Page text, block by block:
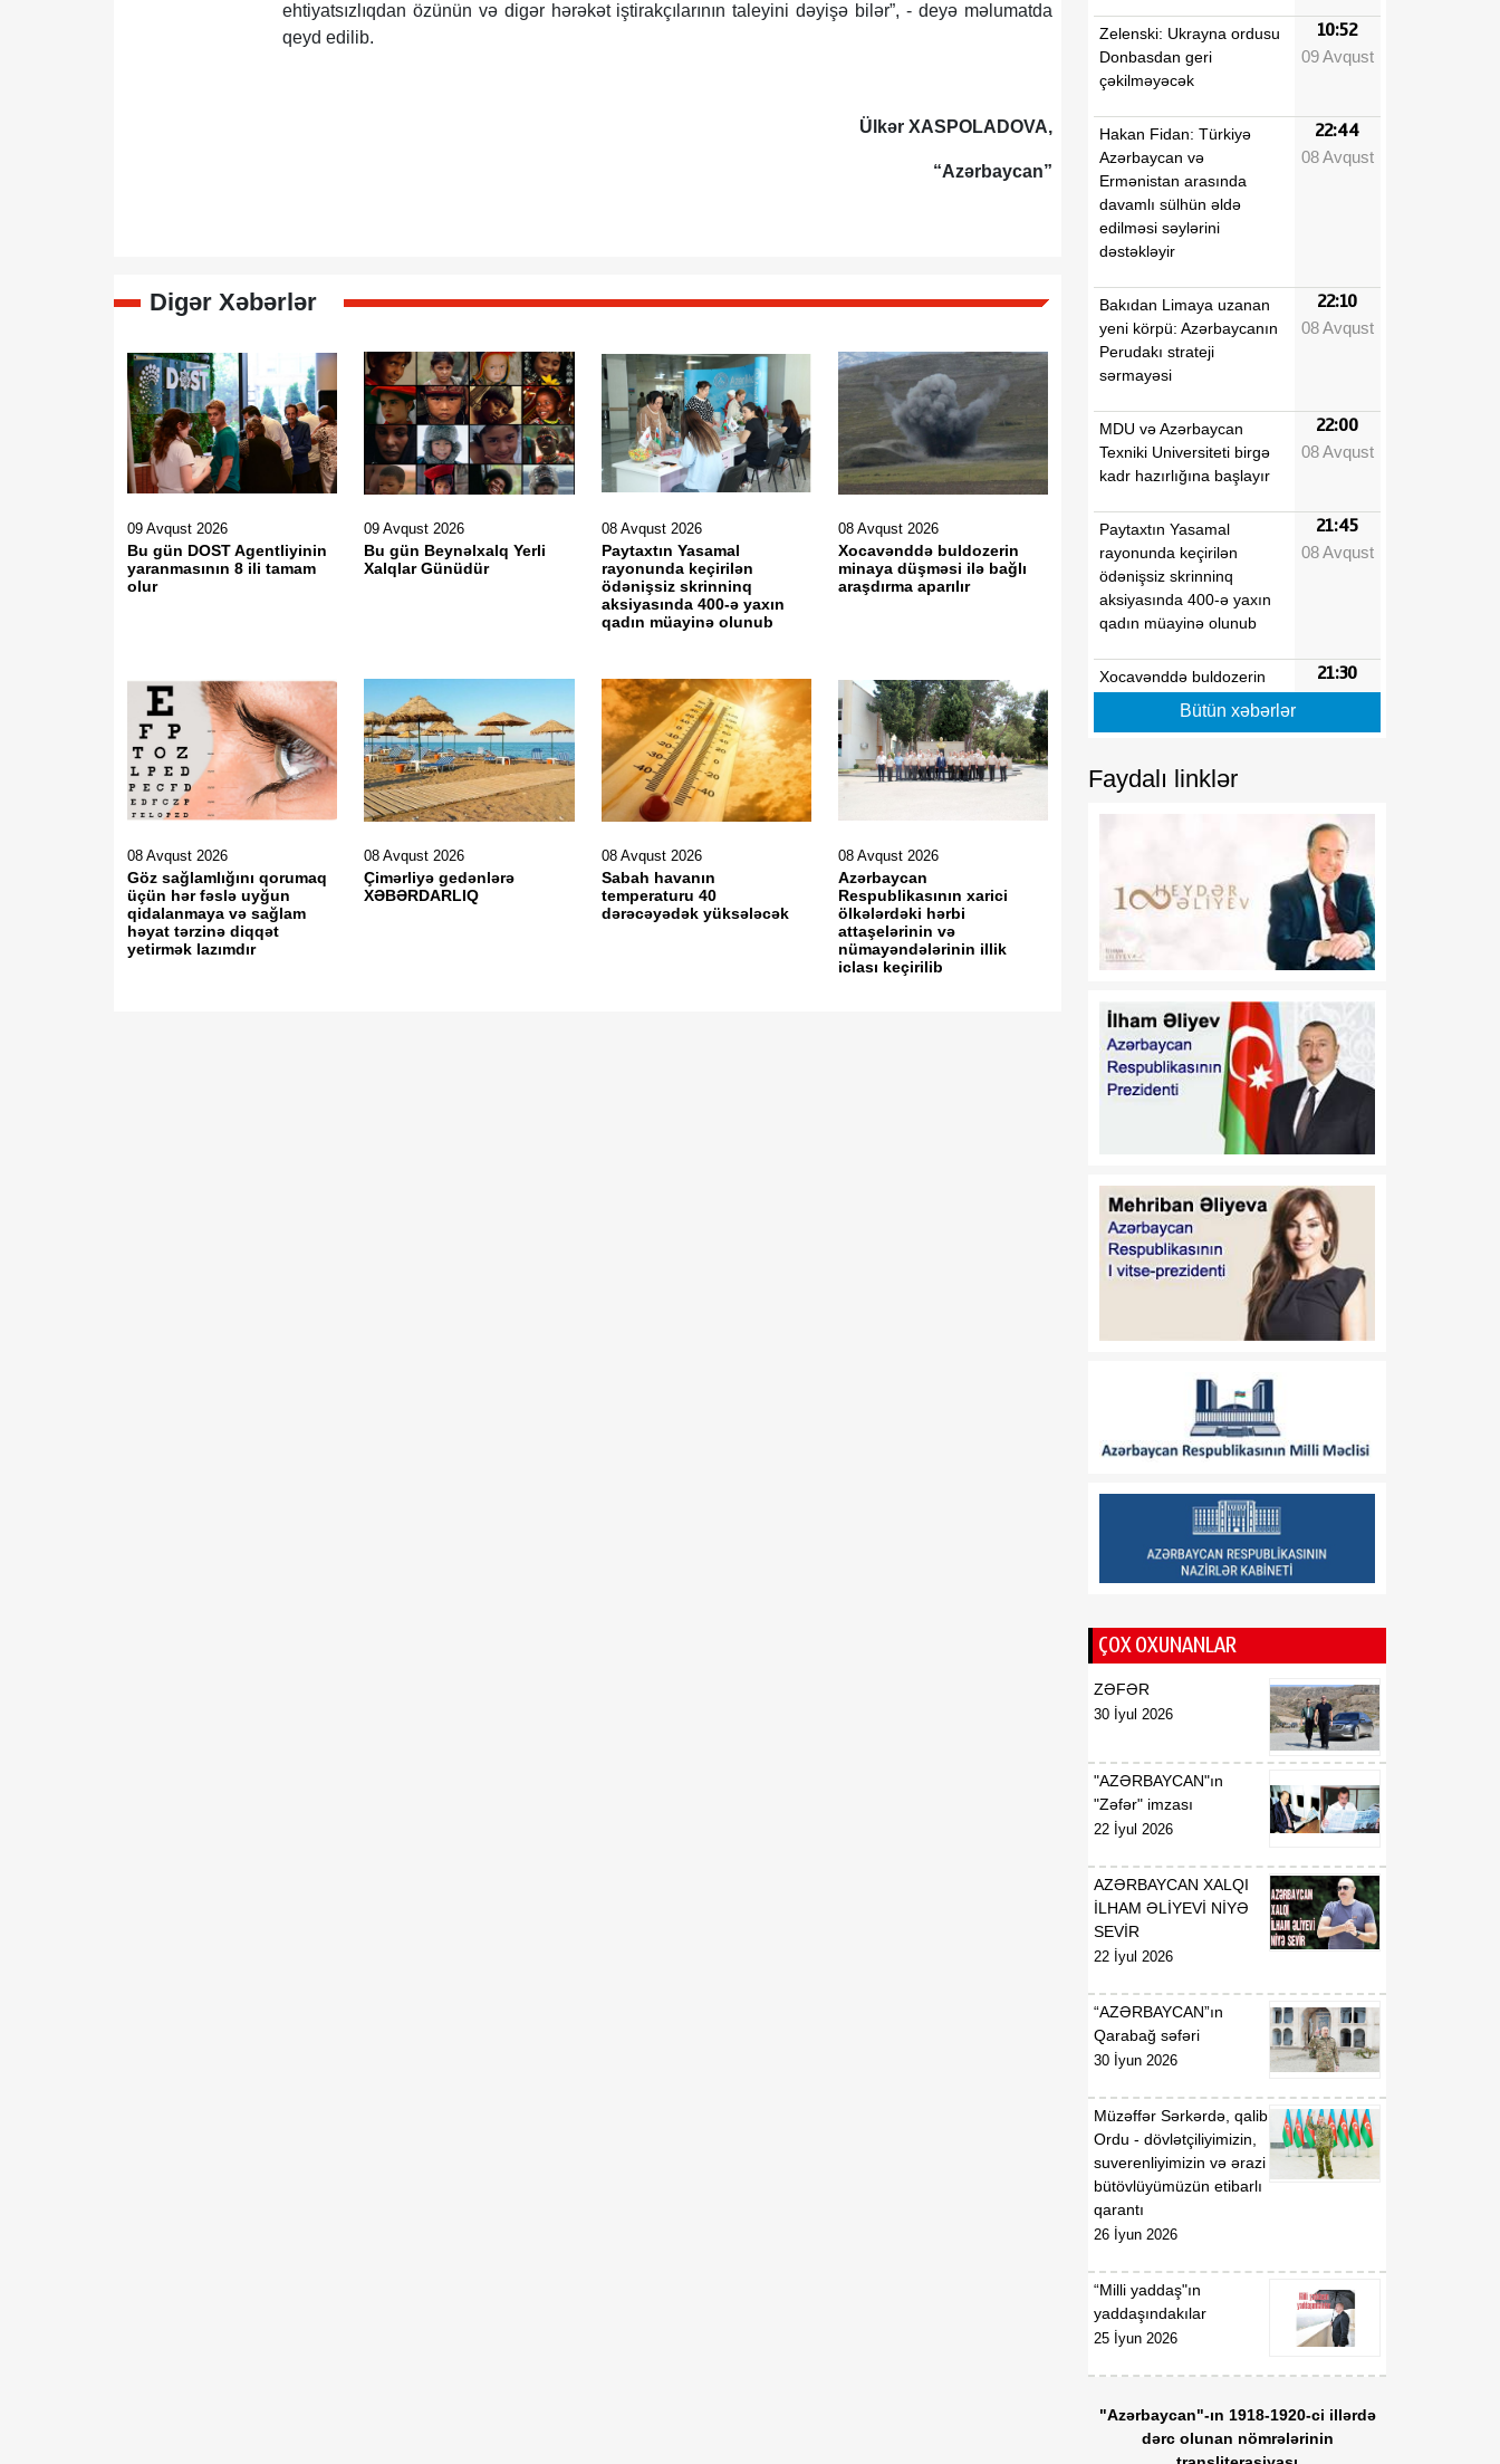
ehtiyatsızlıqdan özünün və digər hərəkət iştirakçılarının taleyini dəyişə bilər”, - deyə məlumatda
qeyd edilib.
Ülkər XASPOLADOVA,
“Azərbaycan”
Digər Xəbərlər
09 Avqust 2026
Bu gün DOST Agentliyinin
yaranmasının 8 ili tamam
olur
09 Avqust 2026
Bu gün Beynəlxalq Yerli
Xalqlar Günüdür
08 Avqust 2026
Paytaxtın Yasamal
rayonunda keçirilən
ödənişsiz skrinninq
aksiyasında 400-ə yaxın
qadın müayinə olunub
08 Avqust 2026
Xocavənddə buldozerin
minaya düşməsi ilə bağlı
araşdırma aparılır
08 Avqust 2026
Göz sağlamlığını qorumaq
üçün hər fəslə uyğun
qidalanmaya və sağlam
həyat tərzinə diqqət
yetirmək lazımdır
08 Avqust 2026
Çimərliyə gedənlərə
XƏBƏRDARLIQ
08 Avqust 2026
Sabah havanın
temperaturu 40
dərəcəyədək yüksələcək
08 Avqust 2026
Azərbaycan
Respublikasının xarici
ölkələrdəki hərbi
attaşelərinin və
nümayəndələrinin illik
iclası keçirilib
Zelenski: Ukrayna ordusu
Donbasdan geri
çəkilməyəcək
10:52
09 Avqust
Hakan Fidan: Türkiyə
Azərbaycan və
Ermənistan arasında
davamlı sülhün əldə
edilməsi səylərini
dəstəkləyir
22:44
08 Avqust
Bakıdan Limaya uzanan
yeni körpü: Azərbaycanın
Perudakı strateji
sərmayəsi
22:10
08 Avqust
MDU və Azərbaycan
Texniki Universiteti birgə
kadr hazırlığına başlayır
22:00
08 Avqust
Paytaxtın Yasamal
rayonunda keçirilən
ödənişsiz skrinninq
aksiyasında 400-ə yaxın
qadın müayinə olunub
21:45
08 Avqust
Xocavənddə buldozerin
minaya düşməsi ilə bağlı
21:30
Prezident İlham Əliyev
ünvanlayıb
Vaşinqton görüşü
regionda inkişaf və
21:00
08 Avqust
Vaşinqton Bəyannaməsi –
qlobal xaos fonunda
işləyən sülh modeli
20:30
08 Avqust
Türk ekspert: Vaşinqton
Əliyevin diplomatiyasının
növbəti uğurudur
Nika Çitadze: Azərbaycan
ilə Ermənistan arasında
əldə olunan razılaşma
sülh prosesinin
20:00
08 Avqust
Prezidentin Mətbuat
19:45
Milli Kitabxanada yazıçı
yubileyinə həsr edilmiş
Bütün xəbərlər
Faydalı linklər
ÇOX OXUNANLAR
ZƏFƏR
30 İyul 2026
"AZƏRBAYCAN"ın
"Zəfər" imzası
22 İyul 2026
AZƏRBAYCAN XALQI
İLHAM ƏLİYEVİ NİYƏ
SEVİR
22 İyul 2026
“AZƏRBAYCAN”ın
Qarabağ səfəri
30 İyun 2026
Müzəffər Sərkərdə, qalib
Ordu - dövlətçiliyimizin,
suverenliyimizin və ərazi
bütövlüyümüzün etibarlı
qarantı
26 İyun 2026
“Milli yaddaş"ın
yaddaşındakılar
25 İyun 2026
"Azərbaycan"-ın 1918-1920-ci illərdə
dərc olunan nömrələrinin